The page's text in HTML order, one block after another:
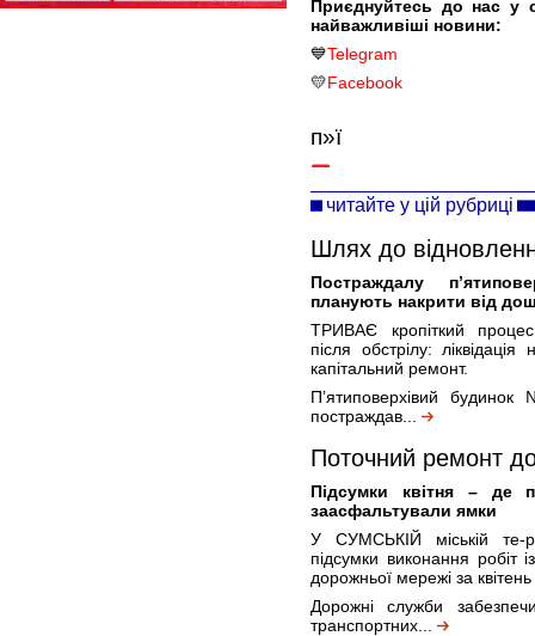
Приєднуйтесь до нас у
найважливіші новини:
💙Telegram
💛Facebook
п»ї
читайте у цій рубриці
Шлях до
Постраждалу
планують накрити від
ТРИВАЄ кропіткий процес
після обстрілу:
капітальний ремонт.
П’ятиповерхівий
постраждав...
Поточний ремонт
Підсумки квітня – де
заасфальтували ямки
У СУМСЬКІЙ міській те-
підсумки виконання робіт
дорожньої мережі за
Дорожні служби
транспортних...